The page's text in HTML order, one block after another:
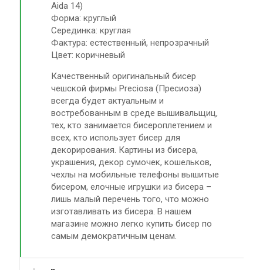
Aida 14)
Форма: круглый
Серединка: круглая
Фактура: естественный, непрозрачный
Цвет: коричневый
Качественный оригинальный бисер
чешской фирмы Preciosa (Пресиоза)
всегда будет актуальным и
востребованным в среде вышивальщиц,
тех, кто занимается бисероплетением и
всех, кто использует бисер для
декорирования. Картины из бисера,
украшения, декор сумочек, кошельков,
чехлы на мобильные телефоны вышитые
бисером, елочные игрушки из бисера –
лишь малый перечень того, что можно
изготавливать из бисера. В нашем
магазине можно легко купить бисер по
самым демократичным ценам.